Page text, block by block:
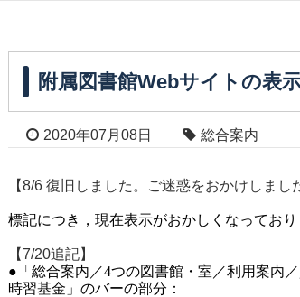
附属図書館Webサイトの表
2020年07月08日 総合案内
【8/6 復旧しました。ご迷惑をおかけしまし
標記につき，現在表示がおかしくなってお
【7/20追記】
●「総合案内／4つの図書館・室／利用案内
時習基金」のバーの部分：